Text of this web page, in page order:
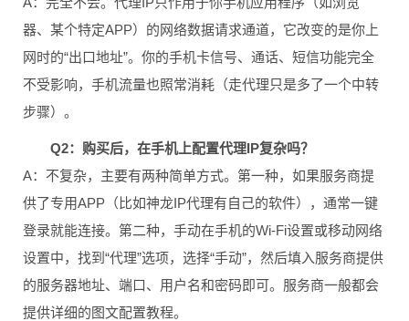
器、某个特定APP）的网络数据请求通道，它改变的是你上
网时的“出口地址”。你的手机卡信号、通话、短信功能完全
不受影响，手机流量也照常消耗（走代理只是多了一个中转
步骤）。
Q2：购买后，在手机上配置代理IP复杂吗？
A：不复杂，主要有两种简单方式。第一种，如果服务商提
供了专用APP（比如神龙IP代理有自己的软件），通常一键
登录就能连接。第二种，手动在手机的Wi-Fi设置或移动网络
设置中，找到“代理”选项，选择“手动”，然后填入服务商提供
的服务器地址、端口、用户名和密码即可。服务商一般都会
提供详细的图文配置教程。